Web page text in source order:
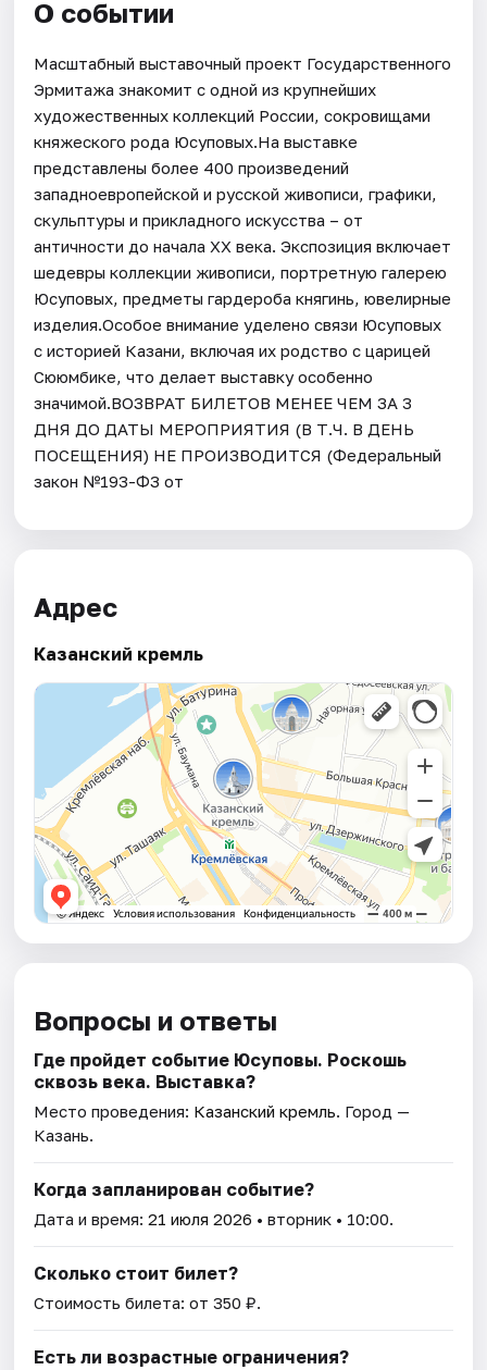
О событии
Масштабный выставочный проект Государственного
Эрмитажа знакомит с одной из крупнейших
художественных коллекций России, сокровищами
княжеского рода Юсуповых.На выставке
представлены более 400 произведений
западноевропейской и русской живописи, графики,
скульптуры и прикладного искусства – от
античности до начала XX века. Экспозиция включает
шедевры коллекции живописи, портретную галерею
Юсуповых, предметы гардероба княгинь, ювелирные
изделия.Особое внимание уделено связи Юсуповых
с историей Казани, включая их родство с царицей
Сююмбике, что делает выставку особенно
значимой.ВОЗВРАТ БИЛЕТОВ МЕНЕЕ ЧЕМ ЗА 3
ДНЯ ДО ДАТЫ МЕРОПРИЯТИЯ (В Т.Ч. В ДЕНЬ
ПОСЕЩЕНИЯ) НЕ ПРОИЗВОДИТСЯ (Федеральный
закон №193-ФЗ от
Адрес
Казанский кремль
Вопросы и ответы
Где пройдет событие Юсуповы. Роскошь
сквозь века. Выставка?
Место проведения: Казанский кремль. Город —
Казань.
Когда запланирован событие?
Дата и время:21 июля 2026 • вторник • 10:00.
Сколько стоит билет?
Стоимость билета: от 350 ₽.
Есть ли возрастные ограничения?